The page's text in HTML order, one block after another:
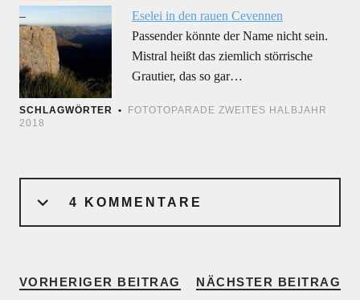
Eselei in den rauen Cevennen
Passender könnte der Name nicht sein.
Mistral heißt das ziemlich störrische
Grautier, das so gar…
SCHLAGWÖRTER
FOTOTOPARADE ZWEITES HALBJAHR
2018
4 KOMMENTARE
VORHERIGER BEITRAG NÄCHSTER BEITRAG